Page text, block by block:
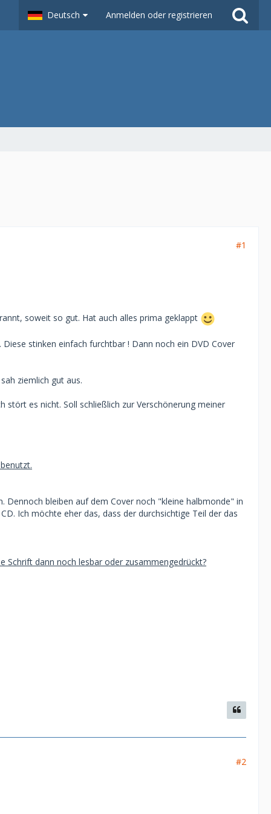
Deutsch Anmelden oder registrieren
#1
soweit so gut. Hat auch alles prima geklappt
stinken einfach furchtbar ! Dann noch ein DVD Cover
ziemlich gut aus.
stört es nicht. Soll schließlich zur Verschönerung meiner
Dennoch bleiben auf dem Cover noch "kleine halbmonde" in
Ich möchte eher das, dass der durchsichtige Teil der das
Schrift dann noch lesbar oder zusammengedrückt?
#2